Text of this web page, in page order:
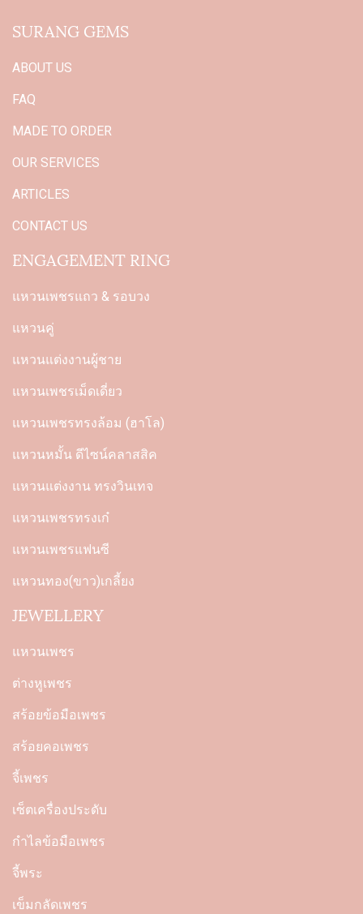
SURANG GEMS
ABOUT US
FAQ
MADE TO ORDER
OUR SERVICES
ARTICLES
CONTACT US
ENGAGEMENT RING
แหวนเพชรแถว & รอบวง
แหวนคู่
แหวนแต่งงานผู้ชาย
แหวนเพชรเม็ดเดี่ยว
แหวนเพชรทรงล้อม (ฮาโล)
แหวนหมั้น ดีไซน์คลาสสิค
แหวนแต่งงาน ทรงวินเทจ
แหวนเพชรทรงเก๋
แหวนเพชรแฟนซี
แหวนทอง(ขาว)เกลี้ยง
JEWELLERY
แหวนเพชร
ต่างหูเพชร
สร้อยข้อมือเพชร
สร้อยคอเพชร
จี้เพชร
เซ็ตเครื่องประดับ
กำไลข้อมือเพชร
จี้พระ
เข็มกลัดเพชร